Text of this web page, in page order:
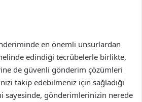
en önemli unsurlardan
edindiği tecrübelerle birlikte,
de güvenli gönderim çözümleri
takip edebilmeniz için sağladığı
sayesinde, gönderimlerinizin nerede